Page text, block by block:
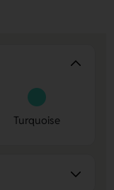
naam of eigen
hengsels liggen
Turquoise